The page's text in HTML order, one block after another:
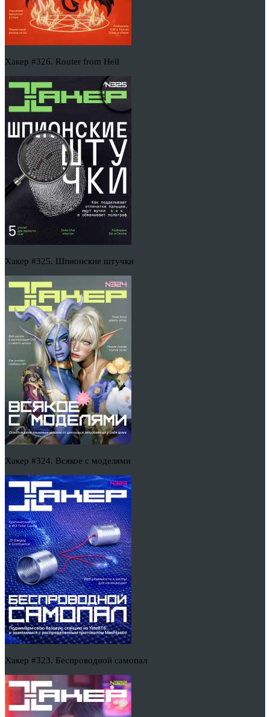
Хакер #326. Router from Hell
Хакер #325. Шпионские штучки
Хакер #324. Всякое с моделями
Хакер #323. Беспроводной самопал